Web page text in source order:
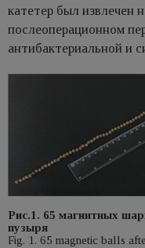
катетер был извлечен
послеоперационном
антибактериальной и
Рис.1. 65 магнитных
пузыря
Fig. 1. 65 magnetic balls